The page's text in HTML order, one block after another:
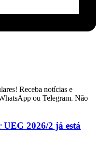
Receba notícias e
ou Telegram. Não
2026/2 já está